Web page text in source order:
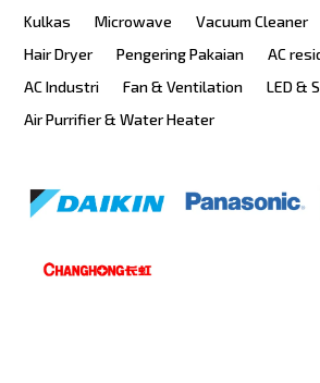
Kulkas
Microwave Vacuum Cleaner
Hair Dryer
Pengering Pakaian
AC
AC Industri
Fan & Ventilation
LED &
Air Purrifier & Water Heater